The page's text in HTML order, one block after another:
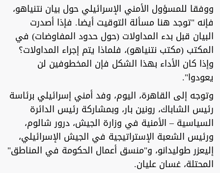
ووفقا للمسؤول الأمني الإسرائيلي حول بيان نتنياهو،
فإنه "توجد هنا مسألة التوقيت أيضا. فإذا أصدرت
البيان قبل بدء المداولات (حول حدود المفاوضات) في
المكتب (مكتب نتنياهو)، فلماذا يتم إجراء المداولات؟
وإذا كان الأداء بهذا الشكل فإن المخطوفين لن
يعودوا".
وتوجه إلى القاهرة، اليوم، وفد أمني إسرائيلي برئاسة
رئيس الشاباك، رونين بار، وبمشاركة رئيس الدائرة
السياسية – الأمنية في وزارة الجيش، درور شالوم،
ورئيس الشعبة الإستراتيجية في الجيش الإسرائيلي،
إليعزر طوليدانو، و"منسق أعمال الحكومة في المناطق"
المحتلة، غسان عليان.